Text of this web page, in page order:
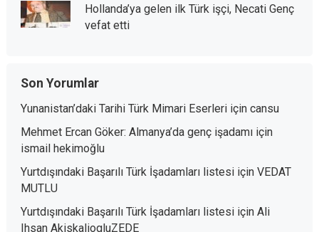
Hollanda’ya gelen ilk Türk işçi, Necati Genç
vefat etti
Son Yorumlar
Yunanistan’daki Tarihi Türk Mimari Eserleriiçin cansu
Mehmet Ercan Göker: Almanya’da genç işadamıiçin
ismail hekimoğlu
Yurtdışındaki Başarılı Türk İşadamları listesiiçin VEDAT
MUTLU
Yurtdışındaki Başarılı Türk İşadamları listesiiçin Ali
Ihsan AkiskaliogluZEDE